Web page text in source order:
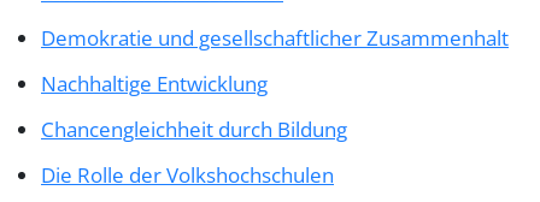
Demokratie und gesellschaftlicher Zusammenhalt
Nachhaltige Entwicklung
Chancengleichheit durch Bildung
Die Rolle der Volkshochschulen